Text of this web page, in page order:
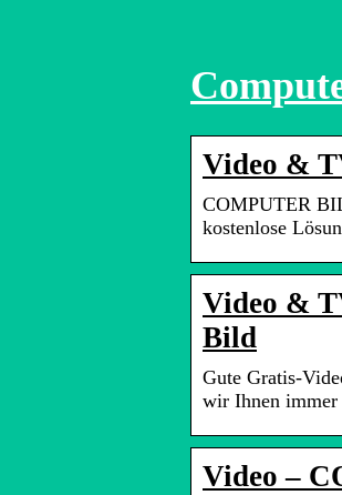
Video &
COMPUTER
kostenlose
Video &
Bild
Gute Gratis-
wir Ihnen immer
Video –